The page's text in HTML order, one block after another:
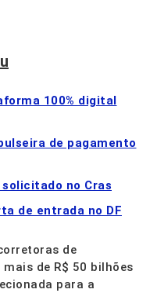
100% digital
de pagamento
no Cras
de entrada no DF
de
de R$ 50 bilhões
para a